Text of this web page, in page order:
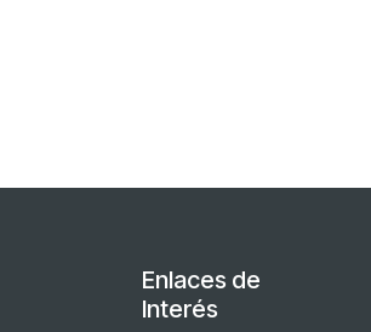
Enlaces de
Interés